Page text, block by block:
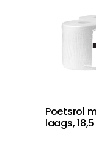
Poetsrol
laags,